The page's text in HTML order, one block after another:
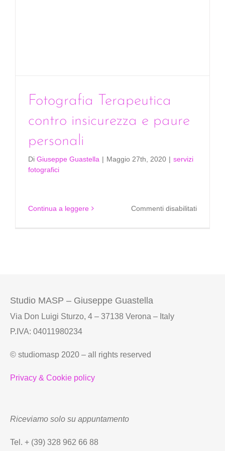
Fotografia Terapeutica
contro insicurezza e paure
personali
Di Giuseppe Guastella | Maggio 27th, 2020 | servizi
fotografici
Continua a leggere Commenti disabilitatisu
Studio MASP – Giuseppe Guastella
Via Don Luigi Sturzo, 4 – 37138 Verona – Italy
P.IVA: 04011980234
© studiomasp 2020 – all rights reserved
Privacy & Cookie policy
Riceviamo solo su appuntamento
Tel. + (39) 328 962 66 88